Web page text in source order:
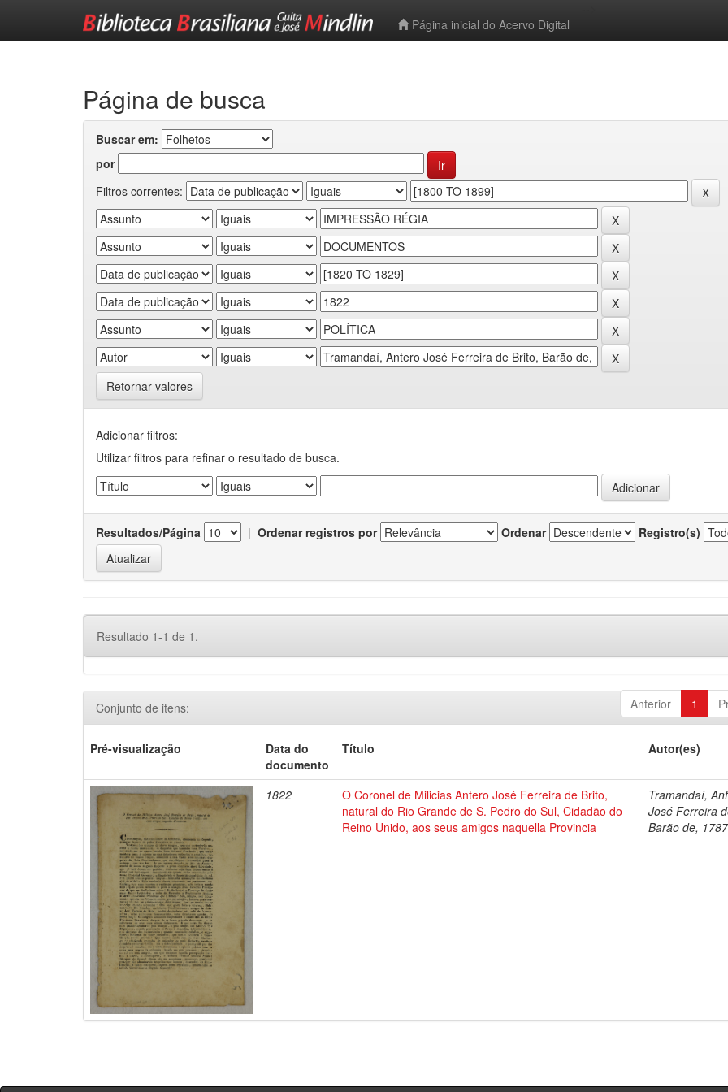
Página inicial do Acervo Digital
Página de busca
Buscar em:
por
Filtros correntes:
Retornar valores
Adicionar filtros:
Utilizar filtros para refinar o resultado de busca.
Resultados/Página | Ordenar registros por Ordenar Registro(s)
Resultado 1-1 de 1.
Anterior 1
Conjunto de itens:
Pré-visualização
Data do
documento
Título Autor(es)
1822
O Coronel de Milicias Antero José Ferreira de Brito,
natural do Rio Grande de S. Pedro do Sul, Cidadão do
Reino Unido, aos seus amigos naquella Provincia
Tramandaí,
José Ferreira
Barão de,